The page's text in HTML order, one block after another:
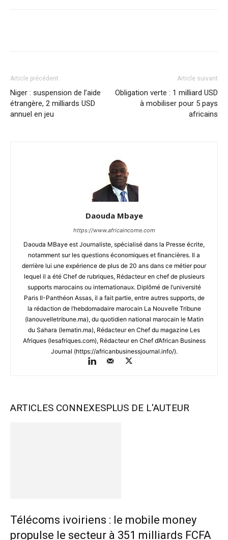
Article précédent
Niger : suspension de l’aide
étrangère, 2 milliards USD
annuel en jeu
Article suivant
Obligation verte : 1 milliard USD
à mobiliser pour 5 pays
africains
Daouda Mbaye
https://www.africaincome.com
Daouda MBaye est Journaliste, spécialisé dans la Presse écrite,
notamment sur les questions économiques et financières. Il a
derrière lui une expérience de plus de 20 ans dans ce métier pour
lequel il a été Chef de rubriques, Rédacteur en chef de plusieurs
supports marocains ou internationaux. Diplômé de l’université
Paris II-Panthéon Assas, il a fait partie, entre autres supports, de
la rédaction de l’hebdomadaire marocain La Nouvelle Tribune
(lanouvelletribune.ma), du quotidien national marocain le Matin
du Sahara (lematin.ma), Rédacteur en Chef du magazine Les
Afriques (lesafriques.com), Rédacteur en Chef d’African Business
Journal (https://africanbusinessjournal.info/).
ARTICLES CONNEXESPLUS DE L'AUTEUR
Télécoms ivoiriens : le mobile money
propulse le secteur à 351 milliards FCFA